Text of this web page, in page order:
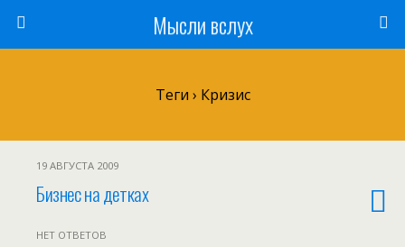
Мысли вслух
Теги › Кризис
19 АВГУСТА 2009
Бизнес на детках
НЕТ ОТВЕТОВ